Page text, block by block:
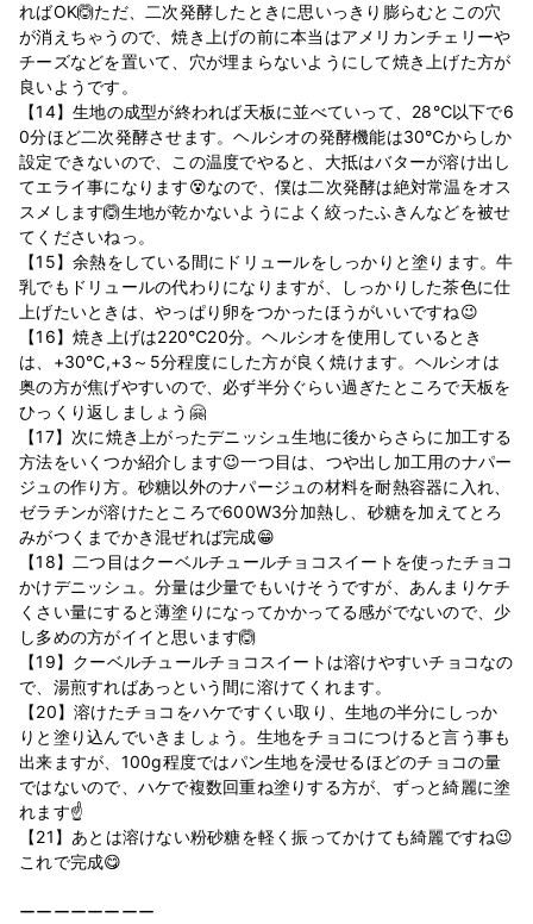
ればOK🙆‍ただ、二次発酵したときに思いっきり膨らむとこの穴
が消えちゃうので、焼き上げの前に本当はアメリカンチェリーや
チーズなどを置いて、穴が埋まらないようにして焼き上げた方が
良いようです。
【14】生地の成型が終われば天板に並べていって、28℃以下で6
0分ほど二次発酵させます。ヘルシオの発酵機能は30℃からしか
設定できないので、この温度でやると、大抵はバターが溶け出し
てエライ事になります😵なので、僕は二次発酵は絶対常温をオス
スメします🙆‍生地が乾かないようによく絞ったふきんなどを被せ
てくださいねっ。
【15】余熱をしている間にドリュールをしっかりと塗ります。牛
乳でもドリュールの代わりになりますが、しっかりした茶色に仕
上げたいときは、やっぱり卵をつかったほうがいいですね😉
【16】焼き上げは220℃20分。ヘルシオを使用しているとき
は、+30℃,+3～5分程度にした方が良く焼けます。ヘルシオは
奥の方が焦げやすいので、必ず半分ぐらい過ぎたところで天板を
ひっくり返しましょう🤗
【17】次に焼き上がったデニッシュ生地に後からさらに加工する
方法をいくつか紹介します😉一つ目は、つや出し加工用のナパー
ジュの作り方。砂糖以外のナパージュの材料を耐熱容器に入れ、
ゼラチンが溶けたところで600W3分加熱し、砂糖を加えてとろ
みがつくまでかき混ぜれば完成😁
【18】二つ目はクーベルチュールチョコスイートを使ったチョコ
かけデニッシュ。分量は少量でもいけそうですが、あんまりケチ
くさい量にすると薄塗りになってかかってる感がでないので、少
し多めの方がイイと思います🙆‍
【19】クーベルチュールチョコスイートは溶けやすいチョコなの
で、湯煎すればあっという間に溶けてくれます。
【20】溶けたチョコをハケですくい取り、生地の半分にしっか
りと塗り込んでいきましょう。生地をチョコにつけると言う事も
出来ますが、100g程度ではパン生地を浸せるほどのチョコの量
ではないので、ハケで複数回重ね塗りする方が、ずっと綺麗に塗
れます☝
【21】あとは溶けない粉砂糖を軽く振ってかけても綺麗ですね😉
これで完成😋
ーーーーーーーー